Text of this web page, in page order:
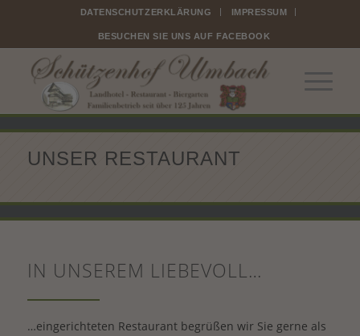
DATENSCHUTZERKLÄRUNG IMPRESSUM
BESUCHEN SIE UNS AUF FACEBOOK
UNSER RESTAURANT
IN UNSEREM LIEBEVOLL…
…eingerichteten Restaurant begrüßen wir Sie gerne als